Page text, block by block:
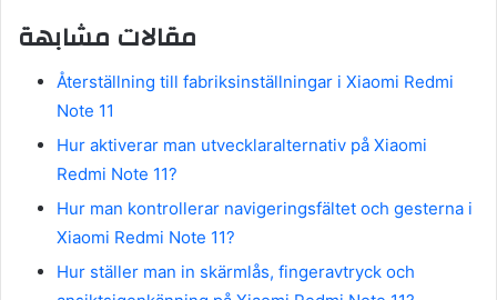
مقالات مشابهة
Återställning till fabriksinställningar i Xiaomi Redmi
Note 11
Hur aktiverar man utvecklaralternativ på Xiaomi
Redmi Note 11?
Hur man kontrollerar navigeringsfältet och gesterna i
Xiaomi Redmi Note 11?
Hur ställer man in skärmlås, fingeravtryck och